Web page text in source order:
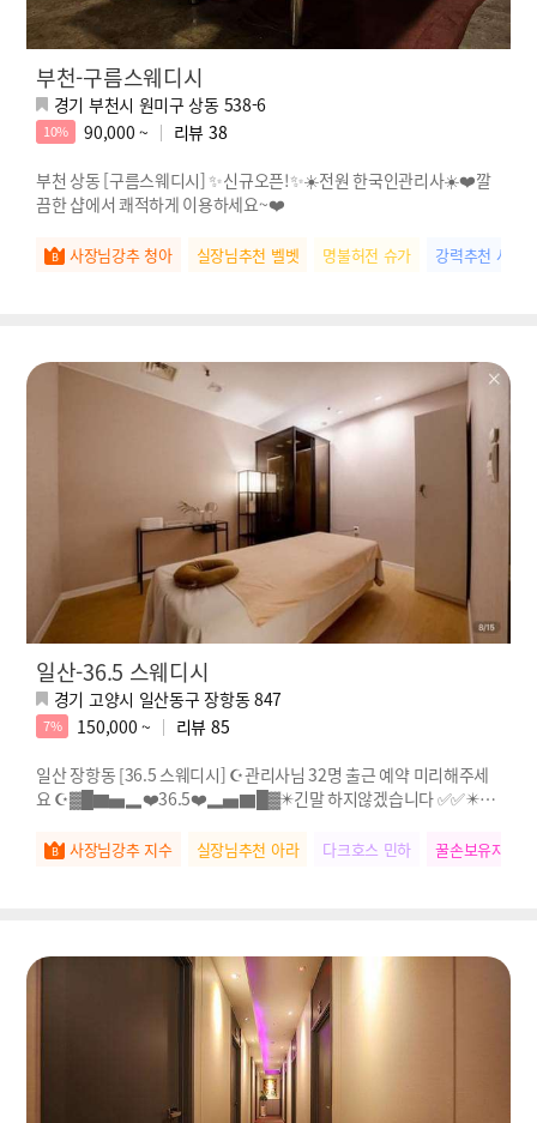
부천-구름스웨디시
경기 부천시 원미구 상동 538-6
10% 90,000 ~ 리뷰 38
부천 상동 [구름스웨디시] ✨신규오픈!✨☀️전원 한국인관리사☀️❤️깔
끔한 샵에서 쾌적하게 이용하세요~❤️
사장님강추 청아 실장님추천 벨벳 명불허전 슈가 강력추천 샤벳
일산-36.5 스웨디시
경기 고양시 일산동구 장항동 847
7% 150,000 ~ 리뷰 85
일산 장항동 [36.5 스웨디시] ☪️관리사님 32명 출근 예약 미리해주세
요 ☪️▓█▇▅▂❤️36.5❤️▂▅▇█▓✴️긴말 하지않겠습니다 ✅️✅️✴️❤️
사장님강추 지수 실장님추천 아라 다크호스 민하 꿀손보유자 승아